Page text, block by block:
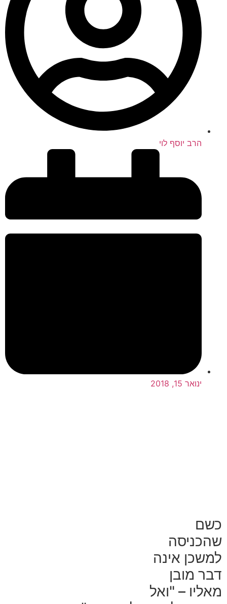
הרב יוסף לוי
ינואר 15, 2018
כשם
שהכניסה
למשכן אינה
דבר מובן
מאליו – "ואל